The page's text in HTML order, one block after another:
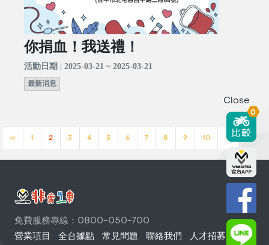
你捐血！我送禮！
活動日期 | 2025-03-21 ~ 2025-03-21
最新消息
<< 1 2 3 4 5 6 7 8 9 10 >>
免費服務專線：0800-050-700
營業項目
全台據點 常見問題 聯絡我們 人才招募
Close
0